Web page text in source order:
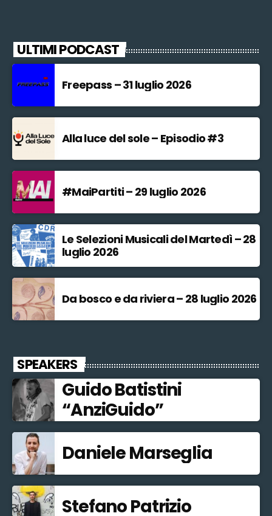
ULTIMI PODCAST
Freepass – 31 luglio 2026
Alla luce del sole – Episodio #3
#MaiPartiti – 29 luglio 2026
Le Selezioni Musicali del Martedì – 28
luglio 2026
Da bosco e da riviera – 28 luglio 2026
SPEAKERS
Guido Batistini
“AnziGuido”
Daniele Marseglia
Stefano Patrizio